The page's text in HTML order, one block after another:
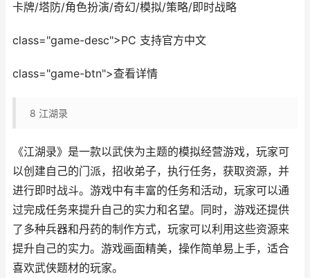
卡牌/塔防/角色扮演/奇幻/模拟/策略/即时战略
class="game-desc">PC 支持官方中文
class="game-btn">查看详情
8 江湖录
《江湖录》是一款以武侠为主题的模拟经营游戏，玩家可
以创建自己的门派，招收弟子，执行任务，获取资源，并
进行即时战斗。游戏中有丰富的任务和活动，玩家可以通
过完成任务来提升自己的实力和名望。同时，游戏还提供
了多种兵器和丹药的制作方式，玩家可以利用这些资源来
提升自己的实力。游戏画面精美，操作简单易上手，适合
喜欢武侠题材的玩家。